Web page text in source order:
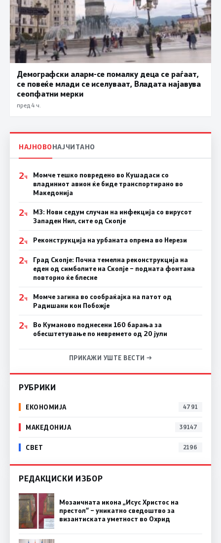
Демографски аларм-се помалку деца се раѓаат,
се повеќе млади се иселуваат, Владата најавува
сеопфатни мерки
пред 4 ч.
НАЈНОВОНАЈЧИТАНО
2Ч
Момче тешко повредено во Кушадаси со
владиниот авион ќе биде транспортирано во
Македонија
2Ч
МЗ: Нови седум случаи на инфекција со вирусот
Западен Нил, сите од Скопје
2Ч Реконструкција на урбаната опрема во Нерези
2Ч
Град Скопје: Почна темелна реконструкција на
еден од симболите на Скопје – подната фонтана
повторно ќе блесне
2Ч
Момче загина во сообраќајка на патот од
Радишани кон Побожје
2Ч
Во Куманово поднесени 160 барања за
обесштетување по невремето од 20 јули
ПРИКАЖИ УШТЕ ВЕСТИ →
РУБРИКИ
ЕКОНОМИЈА 4791
МАКЕДОНИЈА 39147
СВЕТ 2196
РЕДАКЦИСКИ ИЗБОР
Мозаичната икона „Исус Христос на
престол“ – уникатно сведоштво за
византиската уметност во Охрид